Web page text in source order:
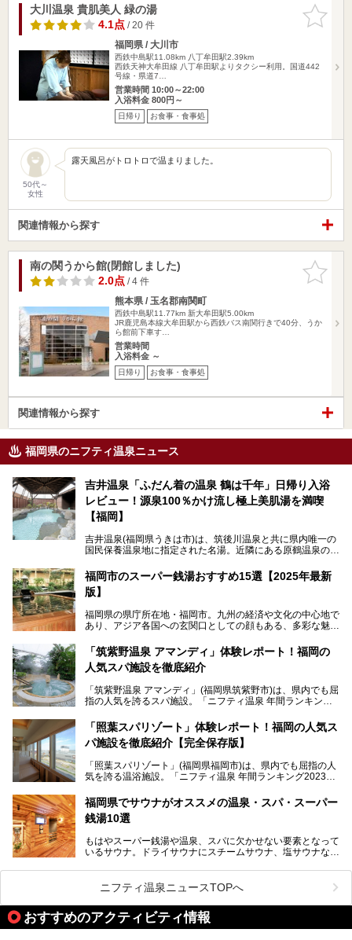
お気に入
りに追加
大川温泉 貴肌美人 緑の湯
4.1点/ 20 件
福岡県 / 大川市
西鉄中島駅11.08km 八丁牟田駅2.39km
西鉄天神大牟田線 八丁牟田駅よりタクシー利用。国道442
号線・県道7…
営業時間 10:00～22:00
入浴料金 800円～
日帰り お食事・食事処
50代～
女性
露天風呂がトロトロで温まりました。
関連情報から探す
お気に入
りに追加
南の関うから館(閉館しました)
2.0点/ 4 件
熊本県 / 玉名郡南関町
西鉄中島駅11.77km 新大牟田駅5.00km
JR鹿児島本線大牟田駅から西鉄バス南関行きで40分、うか
ら館前下車す…
営業時間
入浴料金 ～
日帰り お食事・食事処
関連情報から探す
福岡県のニフティ温泉ニュース
吉井温泉「ふだん着の温泉 鶴は千年」日帰り入浴
レビュー！源泉100％かけ流し極上美肌湯を満喫
【福岡】
吉井温泉(福岡県うきは市)は、筑後川温泉と共に県内唯一の
国民保養温泉地に指定された名湯。近隣にある原鶴温泉の観
す。
「ふだん着の温泉 鶴は千年」は、吉井温泉にある日帰り入
住民や温泉ファンに愛され続けています。今回は筆者自ら日
帰り入浴し、自慢の温泉を中心に詳細レビューします！
福岡市のスーパー銭湯おすすめ15選【2025年最新
版】
福岡県の県庁所在地・福岡市。九州の経済や文化の中心地で
あり、アジア各国への玄関口としての顔もある、多彩な魅力
そんな福岡市は、スーパー銭湯も多種多彩。玄界灘を眺めら
れるリゾート気分満点のスーパー銭湯から、繁華街近くのレ
いスーパー銭湯を一挙ご紹介します。
「筑紫野温泉 アマンディ」体験レポート！福岡の
人気スパ施設を徹底紹介
「筑紫野温泉 アマンディ」(福岡県筑紫野市)は、県内でも屈
指の人気を誇るスパ施設。「ニフティ温泉 年間ランキング2
入浴客で賑わっています。
そこで今回は、ニフティ温泉ライターである筆者が現地訪
ーム・併設するレストランを体験し、それらの全貌を徹底紹
介します！
「照葉スパリゾート」体験レポート！福岡の人気ス
パ施設を徹底紹介【完全保存版】
「照葉スパリゾート」(福岡県福岡市)は、県内でも屈指の人
気を誇る温浴施設。「ニフティ温泉 年間ランキング2023」
常連客で賑わっています。
そこで今回は、ニフティ温泉ライターである筆者が現地体
ューズメント・宿泊施設・グルメ・その他施設まで、多彩な
る全貌と魅力を徹底紹介します！
福岡県でサウナがオススメの温泉・スパ・スーパー
銭湯10選
もはやスーパー銭湯や温泉、スパに欠かせない要素となって
いるサウナ。ドライサウナにスチームサウナ、塩サウナな
ペース、ロウリュウなど、心ゆくまで楽しむためのサービス
が充実した施設も多くみられます。
今回はそんなサウナにこだわった、福岡県内のオススメ温
泉・銭湯・スパを10件紹介したいと思います！
ニフティ温泉ニュースTOPへ
おすすめのアクティビティ情報